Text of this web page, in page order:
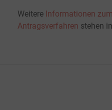
Weitere Informationen
Antragsverfahren stehen